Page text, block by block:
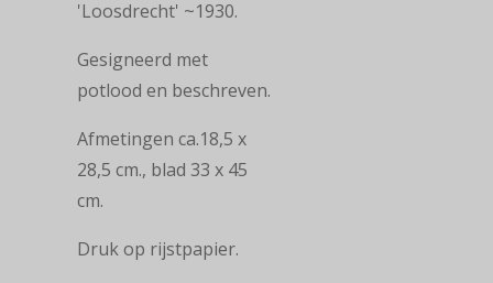
'Loosdrecht' ~1930.
Gesigneerd met
potlood en beschreven.
Afmetingen ca.18,5 x
28,5 cm., blad 33 x 45
cm.
Druk op rijstpapier.